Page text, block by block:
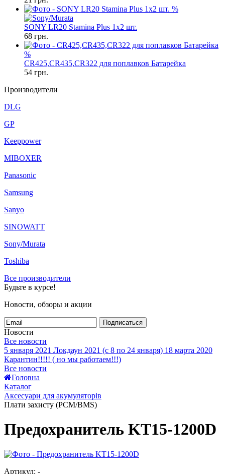
%
SONY LR20 Stamina Plus 1x2 шт.
68 грн.
%
CR425,CR435,CR322 для поплавков Батарейка
54 грн.
Производители
DLG
GP
Keeppower
MIBOXER
Panasonic
Samsung
Sanyo
SINOWATT
Sony/Murata
Toshiba
Все производители
Будьте в курсе!
Новости, обзоры и акции
Подписаться
Новости
Все новости
5 января 2021 Локдаун 2021 (с 8 по 24 января) 18 марта 2020
Карантин!!!!! ( но мы работаем!!!)
Все новости
Головна
Каталог
Аксесуари для акумуляторів
Плати захисту (PCM/BMS)
Предохранитель KT15-1200D
Артикул: -